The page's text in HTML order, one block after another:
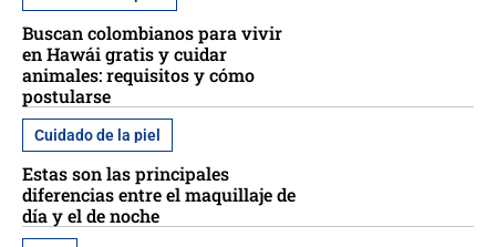
Buscan colombianos para vivir
en Hawái gratis y cuidar
animales: requisitos y cómo
postularse
Cuidado de la piel
Estas son las principales
diferencias entre el maquillaje de
día y el de noche